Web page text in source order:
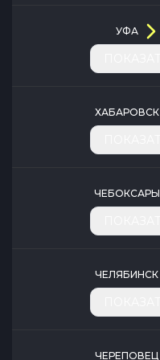
УФА
ХАБАРОВСК
ЧЕБОКСАРЫ
ЧЕЛЯБИНСК
ЧЕРЕПОВЕЦ